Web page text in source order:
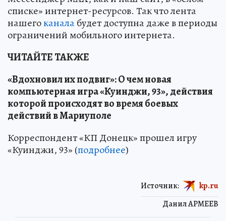
списке» интернет-ресурсов. Так что лента
нашегоканалабудет доступна даже в периоды
ограничений мобильного интернета.
ЧИТАЙТЕ ТАКЖЕ
«Вдохновил их подвиг»: О чем новая
компьютерная игра «Куинджи, 93», действия
которой происходят во время боевых
действий в Мариуполе
Корреспондент «КП Донецк» прошел игру
«Куинджи, 93» (подробнее)
Данил АРМЕЕВ
Источник: kp.ru